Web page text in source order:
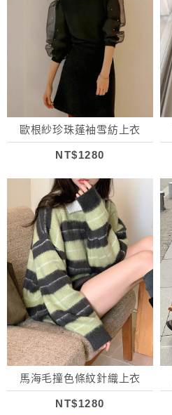
歐根紗珍珠蓬袖雪紡上衣
NT$1280
馬海毛撞色條紋針織上衣
NT$1280